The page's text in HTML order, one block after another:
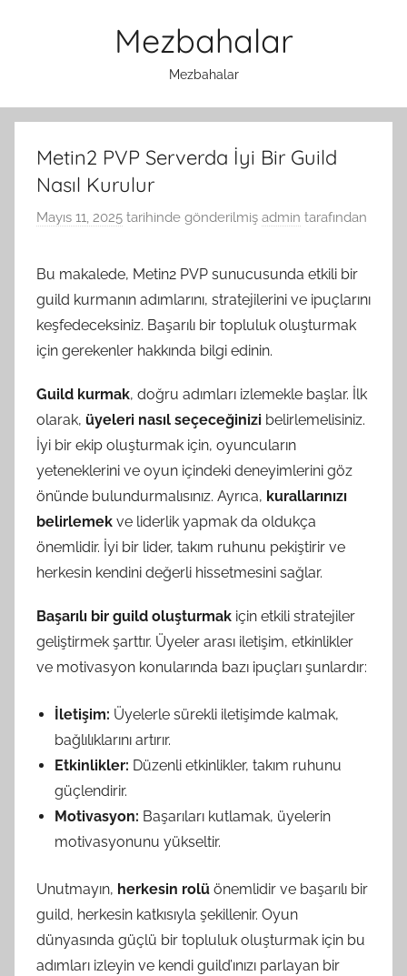
Mezbahalar
Mezbahalar
Metin2 PVP Serverda İyi Bir Guild
Nasıl Kurulur
Mayıs 11, 2025 tarihinde gönderilmiş admin tarafından
Bu makalede, Metin2 PVP sunucusunda etkili bir
guild kurmanın adımlarını, stratejilerini ve ipuçlarını
keşfedeceksiniz. Başarılı bir topluluk oluşturmak
için gerekenler hakkında bilgi edinin.
Guild kurmak, doğru adımları izlemekle başlar. İlk
olarak, üyeleri nasıl seçeceğinizi belirlemelisiniz.
İyi bir ekip oluşturmak için, oyuncuların
yeteneklerini ve oyun içindeki deneyimlerini göz
önünde bulundurmalısınız. Ayrıca, kurallarınızı
belirlemek ve liderlik yapmak da oldukça
önemlidir. İyi bir lider, takım ruhunu pekiştirir ve
herkesin kendini değerli hissetmesini sağlar.
Başarılı bir guild oluşturmak için etkili stratejiler
geliştirmek şarttır. Üyeler arası iletişim, etkinlikler
ve motivasyon konularında bazı ipuçları şunlardır:
İletişim: Üyelerle sürekli iletişimde kalmak,
bağlılıklarını artırır.
Etkinlikler: Düzenli etkinlikler, takım ruhunu
güçlendirir.
Motivasyon: Başarıları kutlamak, üyelerin
motivasyonunu yükseltir.
Unutmayın, herkesin rolü önemlidir ve başarılı bir
guild, herkesin katkısıyla şekillenir. Oyun
dünyasında güçlü bir topluluk oluşturmak için bu
adımları izleyin ve kendi guild’ınızı parlayan bir